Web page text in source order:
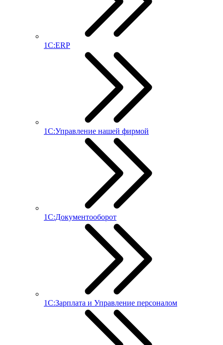
1С:ERP
1С:Управление нашей фирмой
1С:Документооборот
1С:Зарплата и Управление персоналом